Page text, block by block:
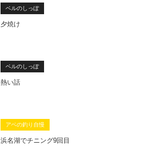
ベルのしっぽ
夕焼け
ベルのしっぽ
熱い話
アベの釣り自慢
浜名湖でチニング9回目